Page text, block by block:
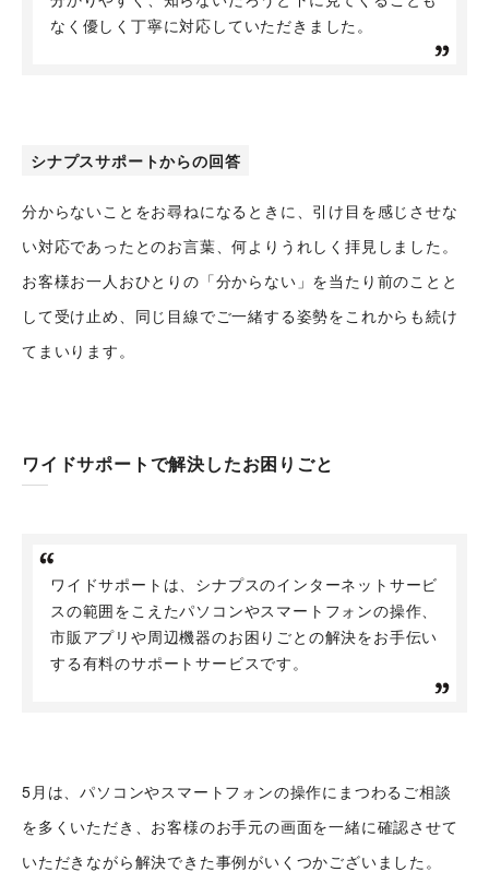
なく優しく丁寧に対応していただきました。
シナプスサポートからの回答
分からないことをお尋ねになるときに、引け目を感じさせな
い対応であったとのお言葉、何よりうれしく拝見しました。
お客様お一人おひとりの「分からない」を当たり前のことと
して受け止め、同じ目線でご一緒する姿勢をこれからも続け
てまいります。
ワイドサポートで解決したお困りごと
ワイドサポートは、シナプスのインターネットサービ
スの範囲をこえたパソコンやスマートフォンの操作、
市販アプリや周辺機器のお困りごとの解決をお手伝い
する有料のサポートサービスです。
5月は、パソコンやスマートフォンの操作にまつわるご相談
を多くいただき、お客様のお手元の画面を一緒に確認させて
いただきながら解決できた事例がいくつかございました。